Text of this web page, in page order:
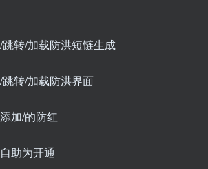
转/加载防洪短链生成
转/加载防洪界面
加/的防红
助为开通